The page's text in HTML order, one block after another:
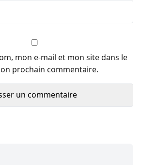
mon e-mail et mon site dans le
prochain commentaire.